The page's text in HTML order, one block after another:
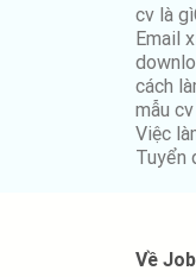
cv là gì
Email
cách
mẫu
Việc
Tuyển
Về